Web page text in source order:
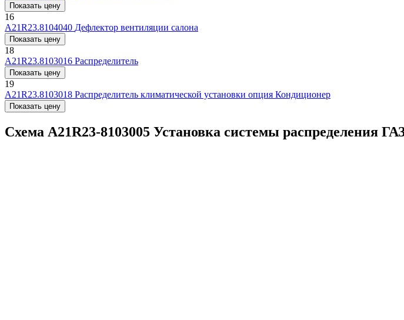
Показать цену
16
А21R23.8104040 Дефлектор вентиляции салона
Показать цену
18
А21R23.8103016 Распределитель
Показать цену
19
А21R23.8103018 Распределитель климатической установки опция Кондиционер
Показать цену
Схема A21R23-8103005 Установка системы распределения